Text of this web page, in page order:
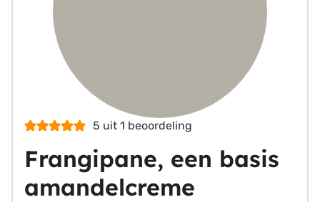
5 uit 1 beoordeling
Frangipane, een basis
amandelcreme